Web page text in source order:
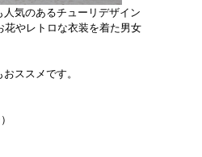
気のあるチューリデザイン
やレトロな衣装を着た男女
ススメです。